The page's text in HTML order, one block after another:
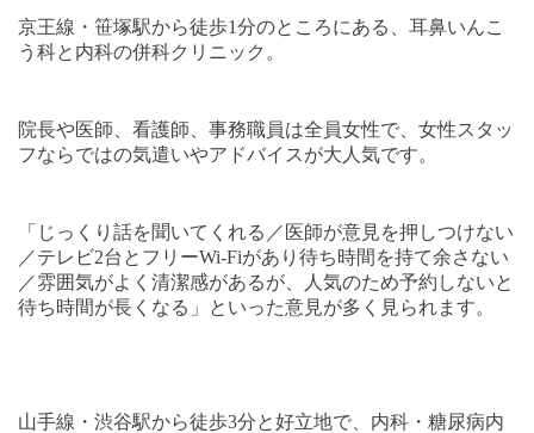
京王線・笹塚駅から徒歩1分のところにある、耳鼻いんこ
う科と内科の併科クリニック。
院長や医師、看護師、事務職員は全員女性で、女性スタッ
フならではの気遣いやアドバイスが大人気です。
「じっくり話を聞いてくれる／医師が意見を押しつけない
／テレビ2台とフリーWi-Fiがあり待ち時間を持て余さない
／雰囲気がよく清潔感があるが、人気のため予約しないと
待ち時間が長くなる」といった意見が多く見られます。
山手線・渋谷駅から徒歩3分と好立地で、内科・糖尿病内